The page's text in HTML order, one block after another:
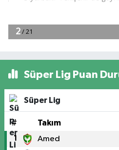
Süper Lig Puan
Süper Lig
# Takım
1 Amed